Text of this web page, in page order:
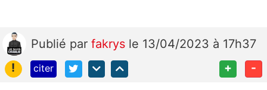
Publié par fakrys le 13/04/2023 à 17h37
!
citer + -